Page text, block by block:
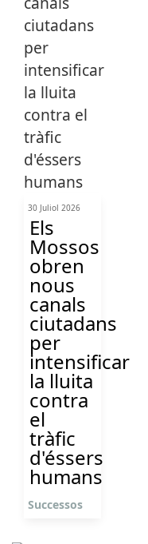
30 Juliol 2026
Els
Mossos
obren
nous
canals
ciutadans
per
intensificar
la lluita
contra
el
tràfic
d'éssers
humans
Successos